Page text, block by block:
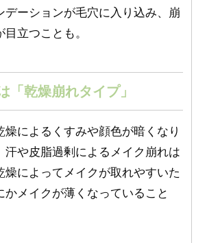
デーションが毛穴に入り込み、崩
立つことも。
「乾燥崩れタイプ」
燥によるくすみや顔色が暗くなり
汗や皮脂過剰によるメイク崩れは
燥によってメイクが取れやすいた
かメイクが薄くなっていること